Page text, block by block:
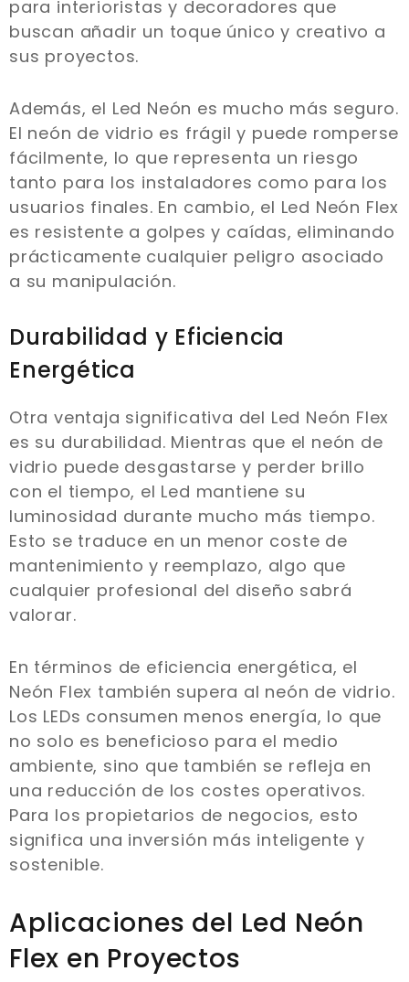
para interioristas y decoradores que
buscan añadir un toque único y creativo a
sus proyectos.
Además, el Led Neón es mucho más seguro.
El neón de vidrio es frágil y puede romperse
fácilmente, lo que representa un riesgo
tanto para los instaladores como para los
usuarios finales. En cambio, el Led Neón Flex
es resistente a golpes y caídas, eliminando
prácticamente cualquier peligro asociado
a su manipulación.
Durabilidad y Eficiencia
Energética
Otra ventaja significativa del Led Neón Flex
es su durabilidad. Mientras que el neón de
vidrio puede desgastarse y perder brillo
con el tiempo, el Led mantiene su
luminosidad durante mucho más tiempo.
Esto se traduce en un menor coste de
mantenimiento y reemplazo, algo que
cualquier profesional del diseño sabrá
valorar.
En términos de eficiencia energética, el
Neón Flex también supera al neón de vidrio.
Los LEDs consumen menos energía, lo que
no solo es beneficioso para el medio
ambiente, sino que también se refleja en
una reducción de los costes operativos.
Para los propietarios de negocios, esto
significa una inversión más inteligente y
sostenible.
Aplicaciones del Led Neón
Flex en Proyectos